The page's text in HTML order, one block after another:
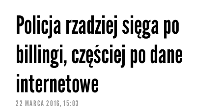
Policja rzadziej sięga po
billingi, częściej po dane
internetowe
22 MARCA 2016, 15:03